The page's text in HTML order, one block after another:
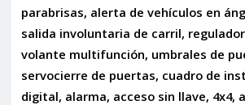
parabrisas, alerta de vehículos en
salida involuntaria de carril,
volante multifunción, umbrales de
servocierre de puertas, cuadro de
digital, alarma, acceso sin llave, 4x4,